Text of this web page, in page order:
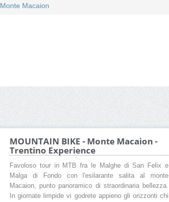
Monte Macaion
MOUNTAIN BIKE - Monte Macaion -
Trentino Experience
Favoloso tour in MTB fra le Malghe di San Felix e
Malga di Fondo con l'esilarante salita al monte
Macaion, punto panoramico di straordinaria bellezza.
In giornate limpide vi godrete appieno gli orizzonti chi